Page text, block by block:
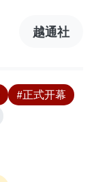
越通社
#正式开幕